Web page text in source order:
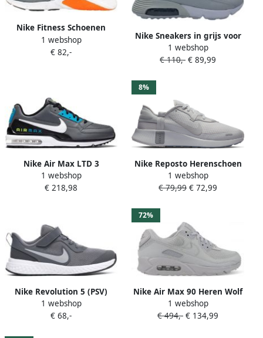
Nike Fitness Schoenen
Baskets Legend Essential 2
maille durable
1 webshop
€ 82,-
Nike Sneakers in grijs voor
Dames 5. Air Max 2090
1 webshop
€ 110,- € 89,99
Nike Air Max LTD 3
Sneakers Heren Jongens
Zwart Blauw Casual
1 webshop
€ 218,98
8%
Nike Reposto Herenschoen
Grey Fog Light Smoke Grey
Particle Grey Grey Fog
1 webshop
€ 79,99 € 72,99
Nike Revolution 5 (PSV)
Sneakers Unisex grijs wit
1 webshop
€ 68,-
72%
Nike Air Max 90 Heren Wolf
Grey Black White Black-
Heren Wolf Grey Black
1 webshop
€ 494,- € 134,99